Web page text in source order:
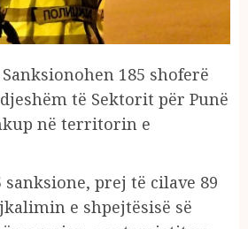
185 shoferë
të Sektorit për Punë
në territorin e
sanksione, prej të cilave 89
e shpejtësisë së